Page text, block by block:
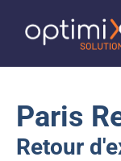
Paris
Retour